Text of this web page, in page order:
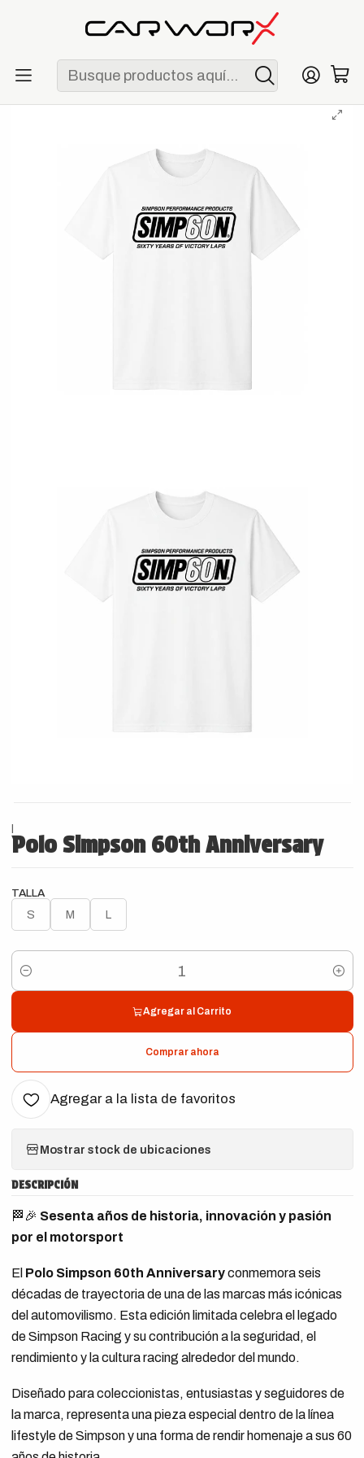
ENVÍO GRATIS POR COMPRAS MAYORES A S/ 250
Polo Simpson 60th Anniversary
|
Polo Simpson 60th Anniversary
TALLA
S M L
Cantidad
Agregar al Carrito
Comprar ahora
Agregar a la lista de favoritos
Mostrar stock de ubicaciones
DESCRIPCIÓN
🏁🎉 Sesenta años de historia, innovación y pasión
por el motorsport
El Polo Simpson 60th Anniversaryconmemora seis
décadas de trayectoria de una de las marcas más icónicas
del automovilismo. Esta edición limitada celebra el legado
de Simpson Racing y su contribución a la seguridad, el
rendimiento y la cultura racing alrededor del mundo.
Diseñado para coleccionistas, entusiastas y seguidores de
la marca, representa una pieza especial dentro de la línea
lifestyle de Simpson y una forma de rendir homenaje a sus 60